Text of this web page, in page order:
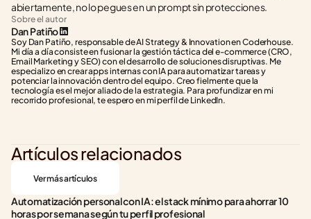
abiertamente, no lo pegues en un prompt sin protecciones.
Sobre el autor
Dan Patiño
Soy Dan Patiño, responsable de AI Strategy & Innovation en Coderhouse.
Mi día a día consiste en fusionar la gestión táctica del e-commerce (CRO,
Email Marketing y SEO) con el desarrollo de soluciones disruptivas. Me
especializo en crear apps internas con IA para automatizar tareas y
potenciar la innovación dentro del equipo. Creo fielmente que la
tecnología es el mejor aliado de la estrategia. Para profundizar en mi
recorrido profesional, te espero en mi perfil de LinkedIn.
Artículos relacionados
Ver más artículos
Automatización personal con IA: el stack mínimo para ahorrar 10
horas por semana según tu perfil profesional